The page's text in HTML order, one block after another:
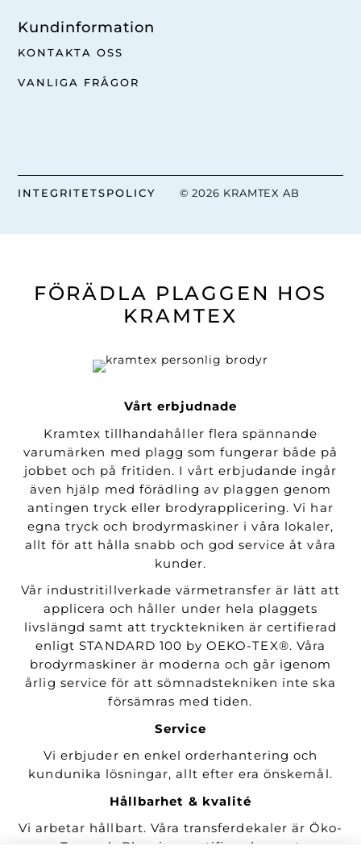
Kundinformation
KONTAKTA OSS
VANLIGA FRÅGOR
INTEGRITETSPOLICY © 2026 KRAMTEX AB
FÖRÄDLA PLAGGEN HOS
KRAMTEX
Vårt erbjudnade
Kramtex tillhandahåller flera spännande
varumärken med plagg som fungerar både på
jobbet och på fritiden. I vårt erbjudande ingår
även hjälp med förädling av plaggen genom
antingen tryck eller brodyrapplicering. Vi har
egna tryck och brodyrmaskiner i våra lokaler,
allt för att hålla snabb och god service åt våra
kunder.
Vår industritillverkade värmetransfer är lätt att
applicera och håller under hela plaggets
livslängd samt att trycktekniken är certifierad
enligt STANDARD 100 by OEKO-TEX®. Våra
brodyrmaskiner är moderna och går igenom
årlig service för att sömnadstekniken inte ska
försämras med tiden.
Service
Vi erbjuder en enkel orderhantering och
kundunika lösningar, allt efter era önskemål.
Hållbarhet & kvalité
Vi arbetar hållbart. Våra transferdekaler är Öko-
Tex- och Bluesign certifierade samt